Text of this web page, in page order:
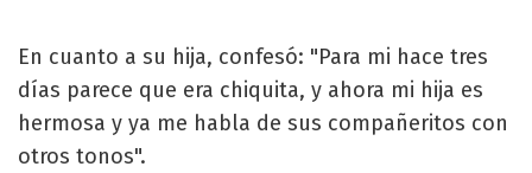
En cuanto a su hija, confesó: "Para mi hace tres
días parece que era chiquita, y ahora mi hija es
hermosa y ya me habla de sus compañeritos con
otros tonos".